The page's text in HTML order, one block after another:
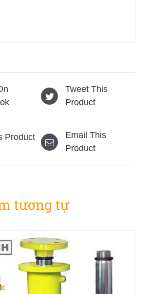
Tweet This
Product
Product
Email This
Product
tương tự